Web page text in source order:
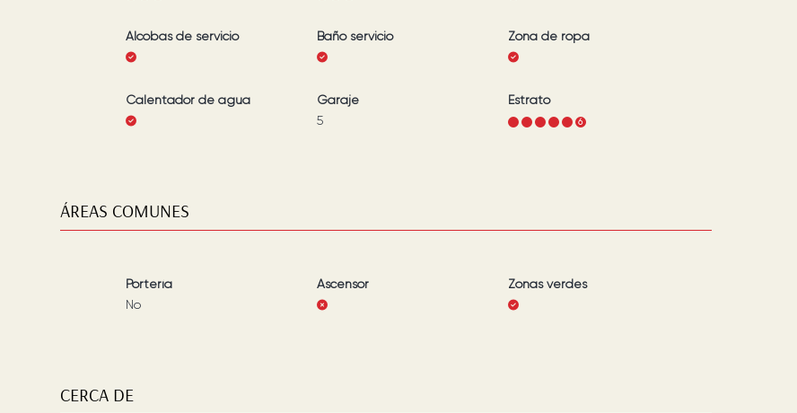
Alcobas de servicio Baño servicio Zona de ropa
Calentador de agua
Garaje
5
Estrato
4 6
ÁREAS COMUNES
Portería
No
Ascensor Zonas verdes
CERCA DE